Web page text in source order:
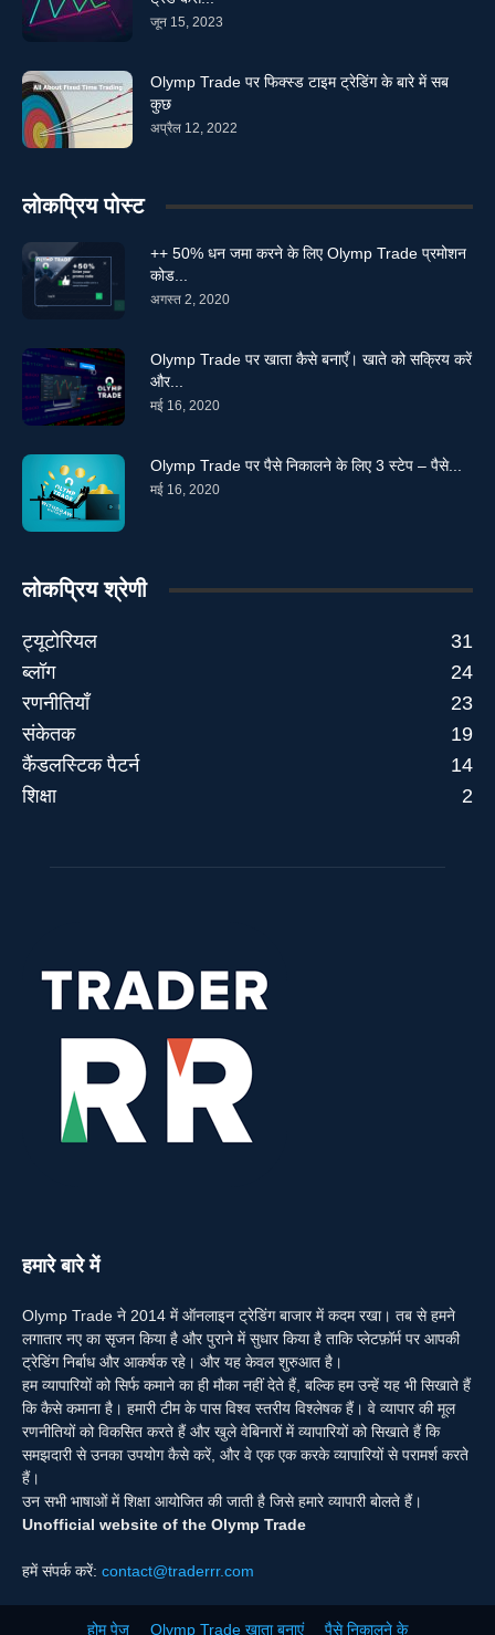
जून 15, 2023
Olymp Trade पर फिक्स्ड टाइम ट्रेडिंग के बारे में सब
कुछ
अप्रैल 12, 2022
लोकप्रिय पोस्ट
++ 50% धन जमा करने के लिए Olymp Trade प्रमोशन
कोड...
अगस्त 2, 2020
Olymp Trade पर खाता कैसे बनाएँ। खाते को सक्रिय करें
और...
मई 16, 2020
Olymp Trade पर पैसे निकालने के लिए 3 स्टेप – पैसे...
मई 16, 2020
लोकप्रिय श्रेणी
ट्यूटोरियल
31
ब्लॉग
24
रणनीतियाँ
23
संकेतक
19
कैंडलस्टिक पैटर्न
14
शिक्षा
2
हमारे बारे में
Olymp Trade ने 2014 में ऑनलाइन ट्रेडिंग बाजार में कदम रखा। तब से हमने
लगातार नए का सृजन किया है और पुराने में सुधार किया है ताकि प्लेटफ़ॉर्म पर आपकी
ट्रेडिंग निर्बाध और आकर्षक रहे। और यह केवल शुरुआत है।
हम व्यापारियों को सिर्फ कमाने का ही मौका नहीं देते हैं, बल्कि हम उन्हें यह भी सिखाते हैं
कि कैसे कमाना है। हमारी टीम के पास विश्व स्तरीय विश्लेषक हैं। वे व्यापार की मूल
रणनीतियों को विकसित करते हैं और खुले वेबिनारों में व्यापारियों को सिखाते हैं कि
समझदारी से उनका उपयोग कैसे करें, और वे एक एक करके व्यापारियों से परामर्श करते
हैं।
उन सभी भाषाओं में शिक्षा आयोजित की जाती है जिसे हमारे व्यापारी बोलते हैं।
Unofficial website of the Olymp Trade
हमें संपर्क करें: contact@traderrr.com
होम पेज Olymp Trade खाता बनाएं पैसे निकालने के